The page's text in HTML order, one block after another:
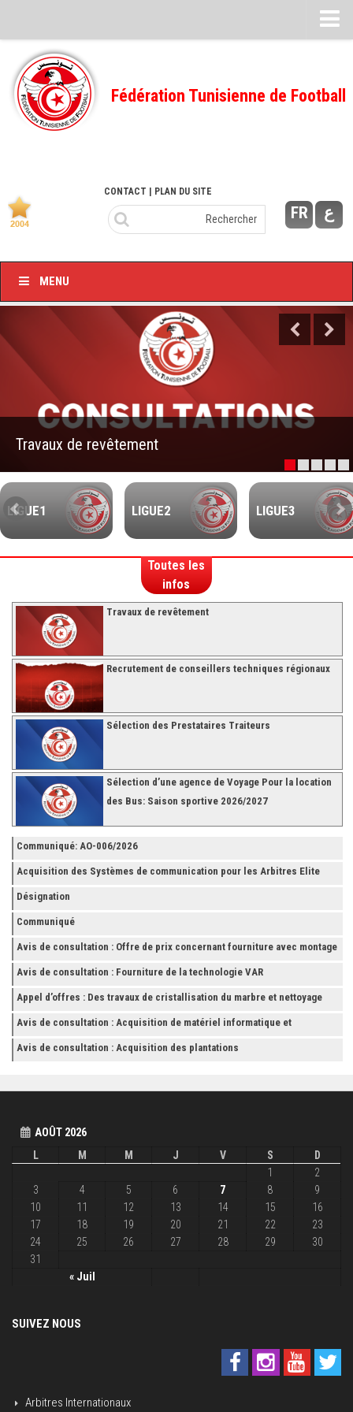
Feuille de match
FMI – 2022/2023
Ligue I – 2022/2023
Ligue I – 2020/2021
Ligue I – 2019/2020
Feuilles de match 2018/2019
Feuille de match 2017/2018
–Ligue I–
–Ligue II–
Feuille de match 2016/2017
-Ligue I-
-Ligue II-
Fédération Tunisienne de Football
FR ع
CONTACT | PLAN DU SITE
MENU
Travaux de revêtement
LIGUE1 LIGUE2 LIGUE3
Toutes les
infos
Travaux de revêtement
Recrutement de conseillers techniques régionaux
Sélection des Prestataires Traiteurs
Sélection d’une agence de Voyage Pour la location
des Bus: Saison sportive 2026/2027
Communiqué: AO-006/2026
Acquisition des Systèmes de communication pour les Arbitres Elite
Désignation
Communiqué
Avis de consultation : Offre de prix concernant fourniture avec montage
et finition de RAYONNAGES pour la Fédération Tunisienne de Football
Avis de consultation : Fourniture de la technologie VAR
Appel d’offres : Des travaux de cristallisation du marbre et nettoyage
des grès
Avis de consultation : Acquisition de matériel informatique et
Accessoires
Avis de consultation : Acquisition des plantations
AOÛT 2026
L
M M J V S D
« Juil
1
2
3
4 5 6 7 8
9
10
11 12 13 14 15
16
17
18 19 20 21 22
23
24
25 26 27 28 29
30
31
SUIVEZ NOUS
Arbitres Internationaux